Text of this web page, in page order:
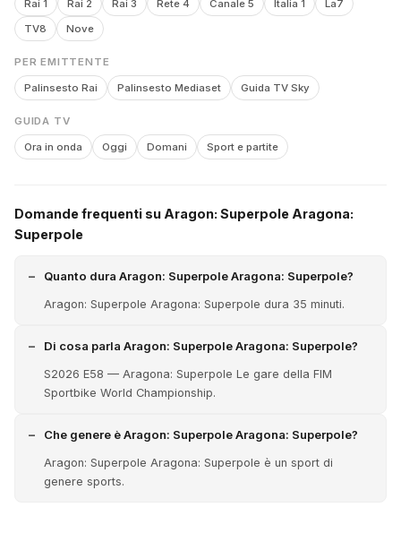
Rai 1 Rai 2 Rai 3 Rete 4 Canale 5 Italia 1
La7
TV8
Nove
PER EMITTENTE
Palinsesto Rai Palinsesto Mediaset Guida TV Sky
GUIDA TV
Ora in onda Oggi Domani Sport e partite
Domande frequenti su Aragon: Superpole Aragona:
Superpole
Quanto dura Aragon: Superpole Aragona: Superpole?
Aragon: Superpole Aragona: Superpole dura 35 minuti.
Di cosa parla Aragon: Superpole Aragona: Superpole?
S2026 E58 — Aragona: Superpole Le gare della FIM
Sportbike World Championship.
Che genere è Aragon: Superpole Aragona: Superpole?
Aragon: Superpole Aragona: Superpole è un sport di
genere sports.